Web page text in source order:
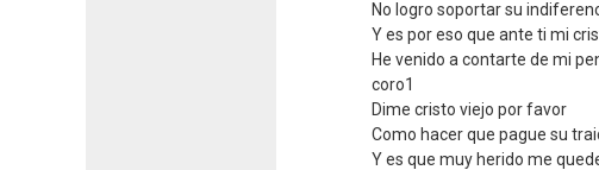
No logro soportar su
Y es por eso que ante ti mi
He venido a contarte de mi
coro1
Dime cristo viejo por favor
Como hacer que pague su
Y es que muy herido me